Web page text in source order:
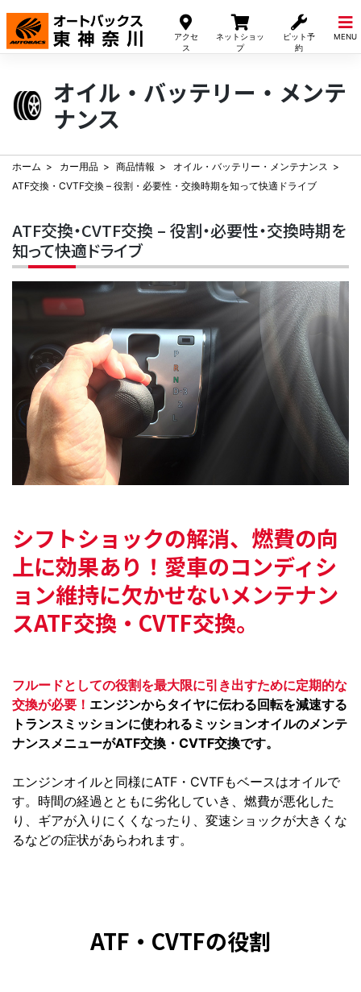
アクセ
ス
ネットショッ
プ
ピット予
約
MENU
Skip
content
オイル・バッテリー・メンテ
ナンス
ホーム カー用品 商品情報
オイル・バッテリー・メンテナンス
ATF交換・CVTF交換 – 役割・必要性・交換時期を知って快適ドライブ
ATF交換・CVTF交換 – 役割・必要性・交換時期を
知って快適ドライブ
シフトショックの解消、燃費の向
上に効果あり！ 愛車のコンディシ
ョン維持に欠かせないメンテナン
スATF交換・CVTF交換。
フルードとしての役割を最大限に引き出すために定期的な
交換が必要！ エンジンからタイヤに伝わる回転を減速する
トランスミッションに使われるミッションオイルのメンテ
ナンスメニューがATF交換・CVTF交換です。
エンジンオイルと同様にATF・CVTFもベースはオイルで
す。時間の経過とともに劣化していき、燃費が悪化した
り、ギアが入りにくくなったり、変速ショックが大きくな
るなどの症状があらわれます。
ATF・CVTFの役割